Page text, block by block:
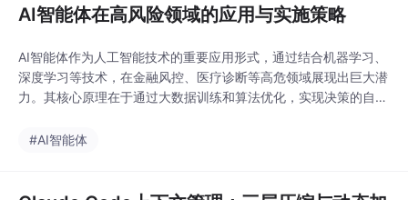
测案例可见，在Python自动化脚本开发中，模型不仅能生成可运
AI智能体在高风险领域的应用与实施策略
AI智能体作为人工智能技术的重要应用形式，通过结合机器学习、
深度学习等技术，在金融风控、医疗诊断等高危领域展现出巨大潜
力。其核心原理在于通过大数据训练和算法优化，实现决策的自动
性等方面。应用场景广泛覆盖金融交易风险评估、医疗影像分析等
#AI智能体